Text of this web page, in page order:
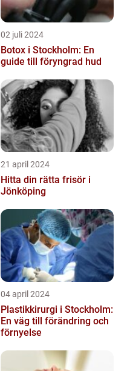
02 juli 2024
Botox i Stockholm: En
guide till föryngrad hud
21 april 2024
Hitta din rätta frisör i
Jönköping
04 april 2024
Plastikkirurgi i Stockholm:
En väg till förändring och
förnyelse